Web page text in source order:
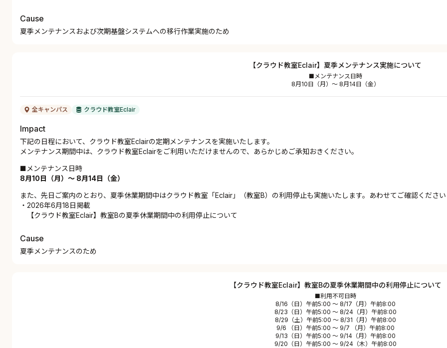
Cause
夏季メンテナンスおよび次期基盤システムへの移行作業実施のため
【クラウド教室Eclair】夏季メンテナンス実施について
■メンテナンス日時
8月10日（月）～ 8月14日（金）
全キャンパス クラウド教室Eclair
Impact
下記の日程において、クラウド教室Eclairの定期メンテナンスを実施いたします。
メンテナンス期間中は、クラウド教室Eclairをご利用いただけませんので、あらかじめご承知おきください。
■メンテナンス日時
8月10日（月）～ 8月14日（金）
また、先日ご案内のとおり、夏季休業期間中はクラウド教室「Eclair」（教室B）の利用停止も実施いたします。あわせてご確認くださ
・2026年6月18日掲載
【クラウド教室Eclair】教室Bの夏季休業期間中の利用停止について
Cause
夏季メンテナンスのため
【クラウド教室Eclair】教室Bの夏季休業期間中の利用停止について
■利用不可日時
8/16（日）午前5:00 ～ 8/17（月）午前8:00
8/23（日）午前5:00 ～ 8/24（月）午前8:00
8/29（土）午前5:00 ～ 8/31（月）午前8:00
9/6 （日）午前5:00 ～ 9/7 （月）午前8:00
9/13（日）午前5:00 ～ 9/14（月）午前8:00
9/20（日）午前5:00 ～ 9/24（木）午前8:00